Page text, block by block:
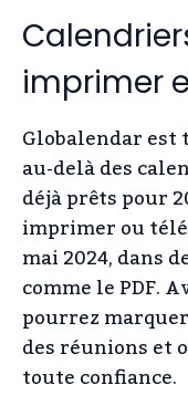
imprimer
Globalendar est
au-delà des
déjà prêts pour
imprimer ou
mai 2024, dans
comme le PDF.
pourrez
des réunions et
toute confiance.